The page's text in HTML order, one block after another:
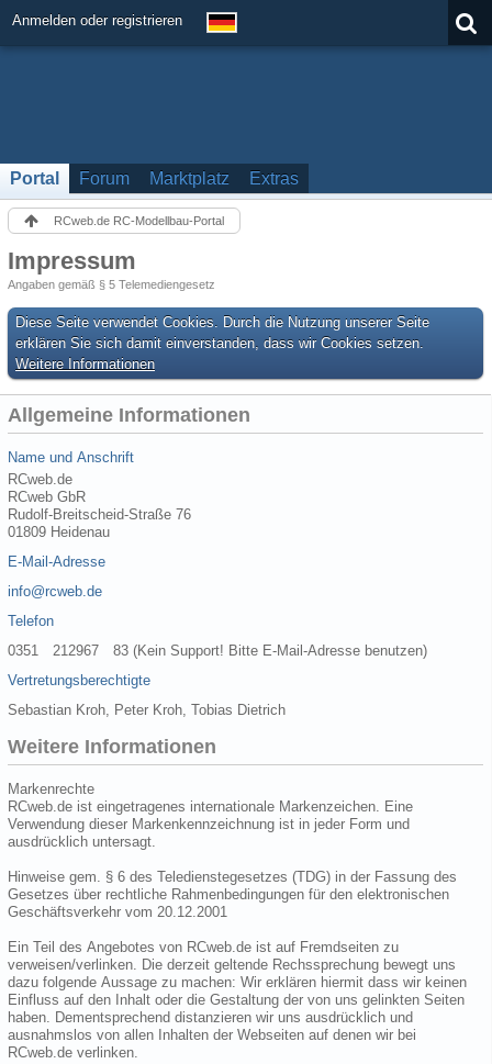
Anmelden oder registrieren
Portal Forum Marktplatz Extras
RCweb.de RC-Modellbau-Portal
Impressum
Angaben gemäß § 5 Telemediengesetz
Diese Seite verwendet Cookies. Durch die Nutzung unserer Seite
erklären Sie sich damit einverstanden, dass wir Cookies setzen.
Weitere Informationen
Allgemeine Informationen
Name und Anschrift
RCweb.de
RCweb GbR
Rudolf-Breitscheid-Straße 76
01809 Heidenau
E-Mail-Adresse
info@rcweb.de
Telefon
0351 212967 83 (Kein Support! Bitte E-Mail-Adresse benutzen)
Vertretungsberechtigte
Sebastian Kroh, Peter Kroh, Tobias Dietrich
Weitere Informationen
Markenrechte
RCweb.de ist eingetragenes internationale Markenzeichen. Eine
Verwendung dieser Markenkennzeichnung ist in jeder Form und
ausdrücklich untersagt.
Hinweise gem. § 6 des Teledienstegesetzes (TDG) in der Fassung des
Gesetzes über rechtliche Rahmenbedingungen für den elektronischen
Geschäftsverkehr vom 20.12.2001
Ein Teil des Angebotes von RCweb.de ist auf Fremdseiten zu
verweisen/verlinken. Die derzeit geltende Rechssprechung bewegt uns
dazu folgende Aussage zu machen: Wir erklären hiermit dass wir keinen
Einfluss auf den Inhalt oder die Gestaltung der von uns gelinkten Seiten
haben. Dementsprechend distanzieren wir uns ausdrücklich und
ausnahmslos von allen Inhalten der Webseiten auf denen wir bei
RCweb.de verlinken.